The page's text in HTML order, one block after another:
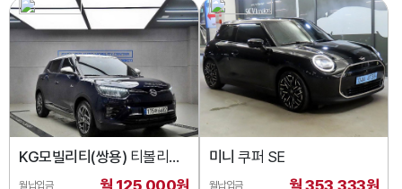
KG모빌리티(쌍용) 티볼리
2WD 가솔린 1.5
월납입금 월 125,000원
미니 쿠퍼 SE
월납입금 월 353,333원